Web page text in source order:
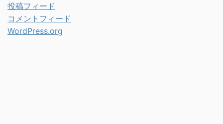
投稿フィード
コメントフィード
WordPress.org